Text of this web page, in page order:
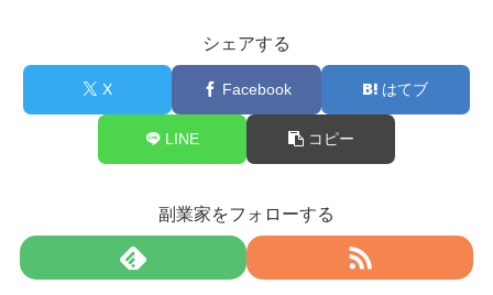
シェアする
X Facebook はてブ
LINE コピー
副業家をフォローする